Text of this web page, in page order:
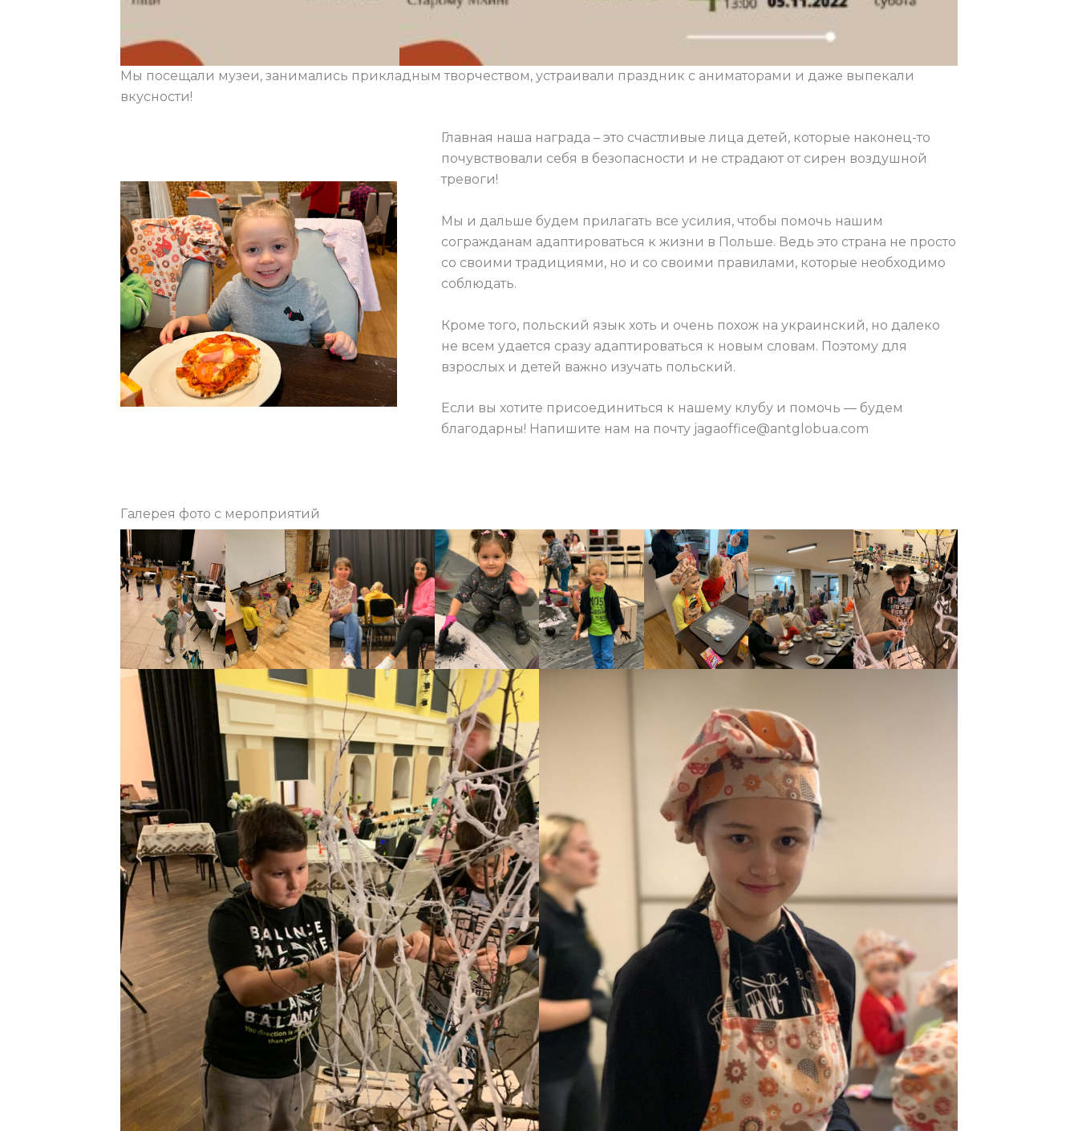
Мы посещали музеи, занимались прикладным творчеством, устраивали праздник с аниматорами и даже выпекали
вкусности!
Главная наша награда – это счастливые лица детей, которые наконец-то
почувствовали себя в безопасности и не страдают от сирен воздушной
тревоги!
Мы и дальше будем прилагать все усилия, чтобы помочь нашим
согражданам адаптироваться к жизни в Польше. Ведь это страна не просто
со своими традициями, но и со своими правилами, которые необходимо
соблюдать.
Кроме того, польский язык хоть и очень похож на украинский, но далеко
не всем удается сразу адаптироваться к новым словам. Поэтому для
взрослых и детей важно изучать польский.
Если вы хотите присоединиться к нашему клубу и помочь — будем
благодарны! Напишите нам на почту jagaoffice@antglobua.com
Галерея фото с мероприятий